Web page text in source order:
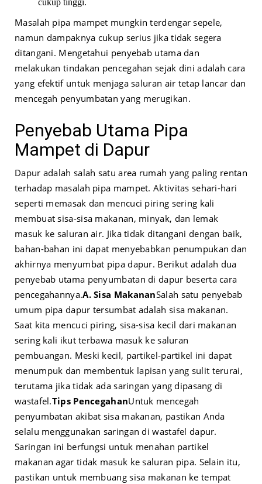
cukup tinggi.
Masalah pipa mampet mungkin terdengar sepele,
namun dampaknya cukup serius jika tidak segera
ditangani. Mengetahui penyebab utama dan
melakukan tindakan pencegahan sejak dini adalah cara
yang efektif untuk menjaga saluran air tetap lancar dan
mencegah penyumbatan yang merugikan.
Penyebab Utama Pipa
Mampet di Dapur
Dapur adalah salah satu area rumah yang paling rentan
terhadap masalah pipa mampet. Aktivitas sehari-hari
seperti memasak dan mencuci piring sering kali
membuat sisa-sisa makanan, minyak, dan lemak
masuk ke saluran air. Jika tidak ditangani dengan baik,
bahan-bahan ini dapat menyebabkan penumpukan dan
akhirnya menyumbat pipa dapur. Berikut adalah dua
penyebab utama penyumbatan di dapur beserta cara
pencegahannya.A. Sisa MakananSalah satu penyebab
umum pipa dapur tersumbat adalah sisa makanan.
Saat kita mencuci piring, sisa-sisa kecil dari makanan
sering kali ikut terbawa masuk ke saluran
pembuangan. Meski kecil, partikel-partikel ini dapat
menumpuk dan membentuk lapisan yang sulit terurai,
terutama jika tidak ada saringan yang dipasang di
wastafel.Tips PencegahanUntuk mencegah
penyumbatan akibat sisa makanan, pastikan Anda
selalu menggunakan saringan di wastafel dapur.
Saringan ini berfungsi untuk menahan partikel
makanan agar tidak masuk ke saluran pipa. Selain itu,
pastikan untuk membuang sisa makanan ke tempat